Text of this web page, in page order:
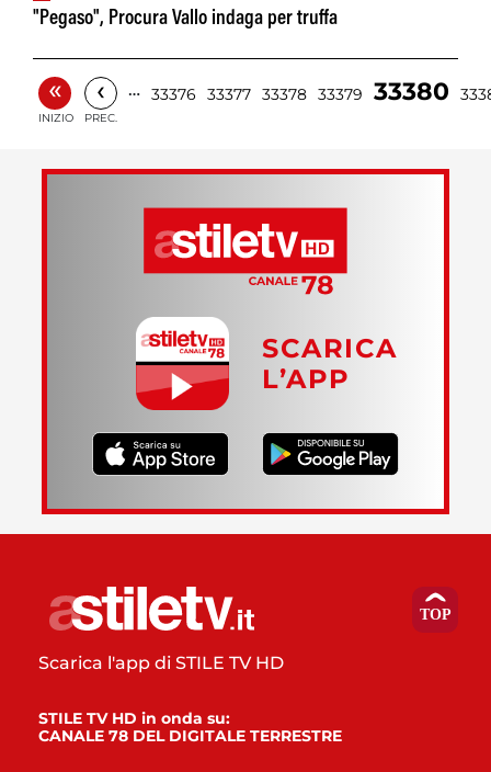
"Pegaso", Procura Vallo indaga per truffa
«
INIZIO
‹
PREC.
… 33376 33377 33378 33379 33380
SCARICA
L’APP
Scarica l'app di STILE TV HD
STILE TV HD in onda su:
CANALE 78 DEL DIGITALE TERRESTRE